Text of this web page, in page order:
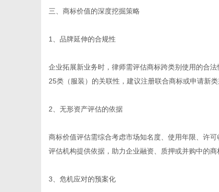
三、商标价值的深度挖掘策略
1、品牌延伸的合规性
企业拓展新业务时，律师需评估商标跨类别使用的合
25类（服装）的关联性，建议注册联合商标或申请新类
2、无形资产评估的依据
商标价值评估需综合考虑市场知名度、使用年限、许
评估机构提供依据，助力企业融资、质押或并购中的商
3、危机应对的预案化